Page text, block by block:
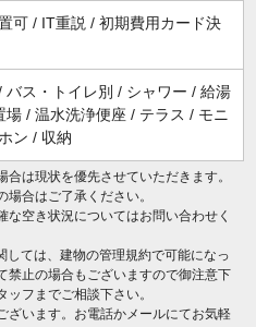
可 / IT重説 / 初期費用カード決
バス・トイレ別 / シャワー / 給湯
場 / 温水洗浄便座 / テラス / モニ
ン / 収納
は現状を優先させていただきます。
合はご了承ください。
空き状況についてはお問い合わせく
ては、建物の管理規約で可能になっ
禁止の場合もございますので御注意下
フまでご相談下さい。
います。お電話かメールにてお気軽